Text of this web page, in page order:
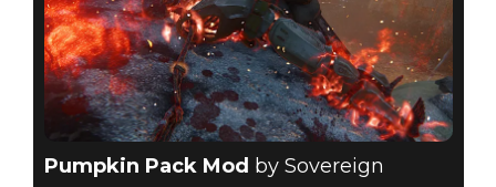
Pumpkin Pack Mod by Sovereign